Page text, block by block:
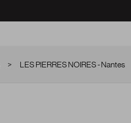
> LES PIERRES NOIRES - Nantes